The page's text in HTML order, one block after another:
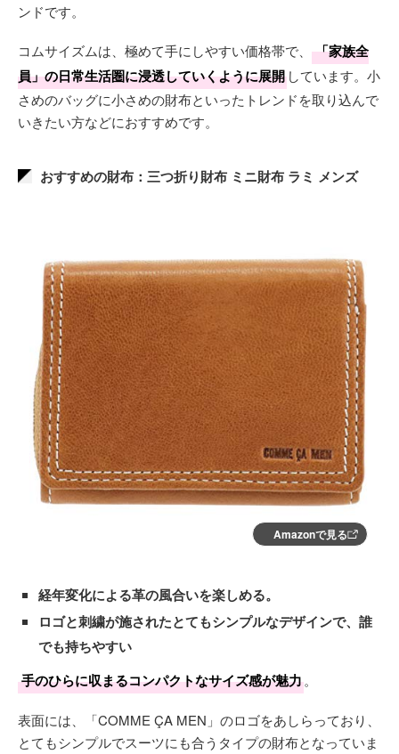
ンドです。
コムサイズムは、極めて手にしやすい価格帯で、
「家族全
員」の日常生活圏に浸透していくように展開 しています。小
さめのバッグに小さめの財布といったトレンドを取り込んで
いきたい方などにおすすめです。
おすすめの財布：三つ折り財布 ミニ財布 ラミ メンズ
Amazonで見る
経年変化による革の風合いを楽しめる。
ロゴと刺繍が施されたとてもシンプルなデザインで、誰
でも持ちやすい
手のひらに収まるコンパクトなサイズ感が魅力。
表面には、「COMME ÇA MEN」のロゴをあしらっており、
とてもシンプルでスーツにも合うタイプの財布となっていま